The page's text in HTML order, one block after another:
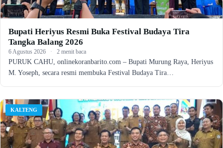
Bupati Heriyus Resmi Buka Festival Budaya Tira
Tangka Balang 2026
6 Agustus 2026 · 2 menit baca
PURUK CAHU, onlinekoranbarito.com – Bupati Murung Raya, Heriyus
M. Yoseph, secara resmi membuka Festival Budaya Tira…
KALTENG